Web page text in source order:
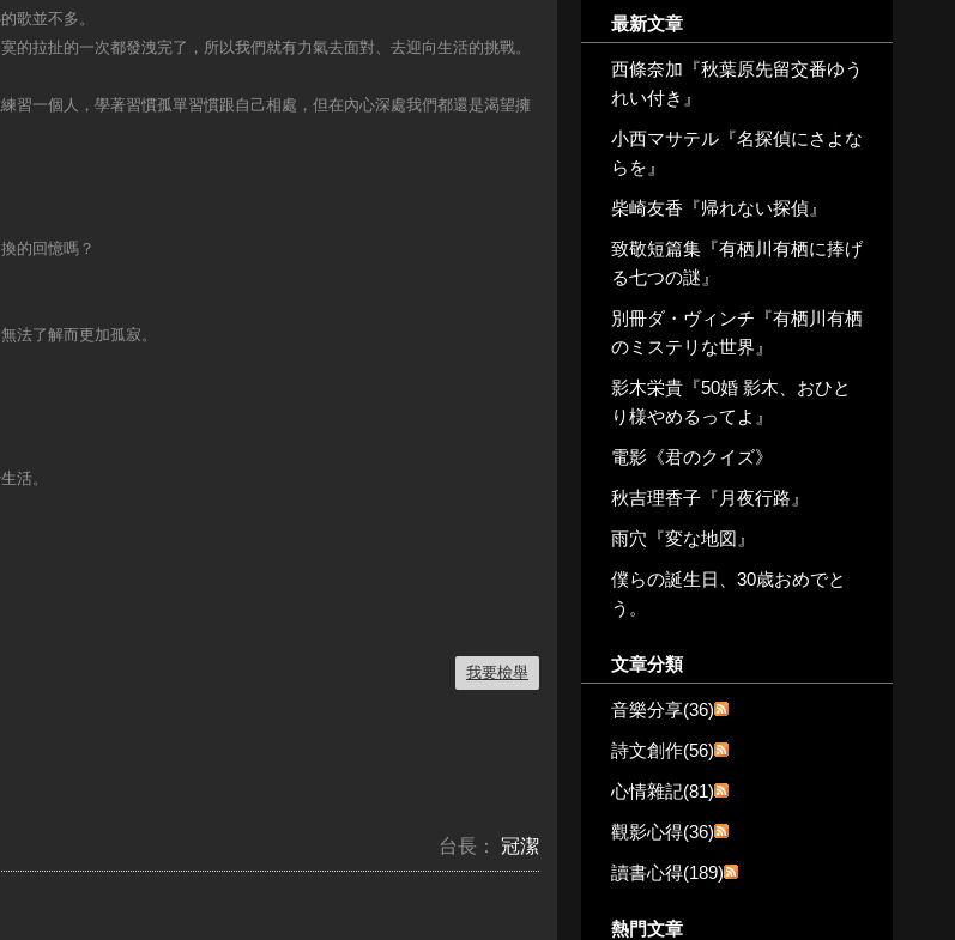
歌並不多。
拉扯的一次都發洩完了，所以我們就有力氣去面對、去迎向生活的挑戰。
習一個人，學著習慣孤單習慣跟自己相處，但在內心深處我們都還是渴望擁
的回憶嗎？
法了解而更加孤寂。
活。
我要檢舉
台長： 冠潔
最新文章
西條奈加『秋葉原先留交番ゆう
れい付き』
小西マサテル『名探偵にさよな
らを』
柴崎友香『帰れない探偵』
致敬短篇集『有栖川有栖に捧げ
る七つの謎』
別冊ダ・ヴィンチ『有栖川有栖
のミステリな世界』
影木栄貴『50婚 影木、おひと
り様やめるってよ』
電影《君のクイズ》
秋吉理香子『月夜行路』
雨穴『変な地図』
僕らの誕生日、30歳おめでと
う。
文章分類
音樂分享(36)
詩文創作(56)
心情雜記(81)
觀影心得(36)
讀書心得(189)
熱門文章